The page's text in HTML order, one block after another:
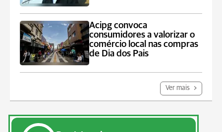
Acipg convoca
consumidores a valorizar o
comércio local nas compras
de Dia dos Pais
Ver mais